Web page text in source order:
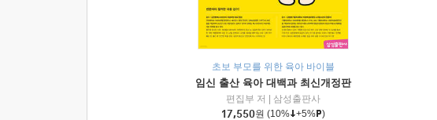
초보 부모를 위한 육아 바이블
임신 출산 육아 대백과 최신개정판
편집부 저
삼성출판사
17,550원 (10% +5% )